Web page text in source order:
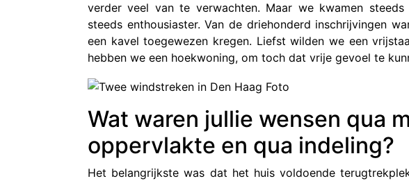
verder veel van te verwachten. Maar we kwamen
steeds enthousiaster. Van de driehonderd inschrijvingen
een kavel toegewezen kregen. Liefst wilden we een
hebben we een hoekwoning, om toch dat vrije gevoel te
Wat waren jullie wensen qua
oppervlakte en qua indeling?
Het belangrijkste was dat het huis voldoende